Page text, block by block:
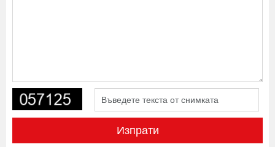
Изпрати